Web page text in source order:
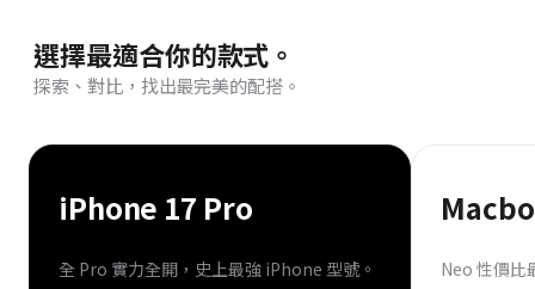
選擇最適合你的款式。
探索、對比，找出最完美的配搭。
iPhone 17 Pro
全 Pro 實力全開，史上最強 iPhone 型號。 Neo 性價比